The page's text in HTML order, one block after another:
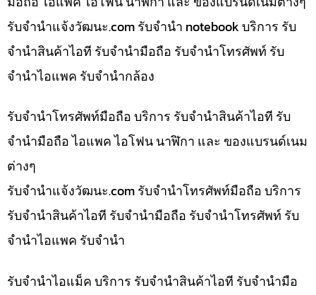
รับจํานําแจ้งวัฒนะ.com รับจำนำ notebook บริการ รับ
จำนำสินค้าไอที รับจำนำมือถือ รับจำนำโทรศัพท์ รับ
จำนำไอแพค รับจำนำกล้อง
รับจำนำโทรศัพท์มือถือ บริการ รับจำนำสินค้าไอที รับ
จำนำมือถือ ไอแพค ไอโฟน นาฬิกา และ ของแบรนด์เนม
ต่างๆ
รับจํานําแจ้งวัฒนะ.com รับจำนำโทรศัพท์มือถือ บริการ
รับจำนำสินค้าไอที รับจำนำมือถือ รับจำนำโทรศัพท์ รับ
จำนำไอแพค รับจำนำ
รับจำนำไอแม็ค บริการ รับจำนำสินค้าไอที รับจำนำมือ